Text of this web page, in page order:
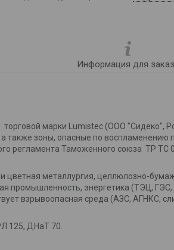
Информация для
торговой марки Lumistec (ООО "Сидеко",
также зоны, опасные по воспламенению
регламента Таможенного союза ТР ТС
цветная металлургия, целлюлозно-
промышленность, энергетика (ТЭЦ,
взрывоопасная среда (АЗС, АГНКС,
125, ДНаТ 70.